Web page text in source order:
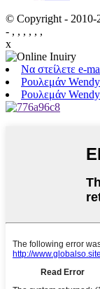
© Copyright - 2010-
- , , , , , ,
x
Να στείλετε e-
Ρουλεμάν
Ρουλεμάν